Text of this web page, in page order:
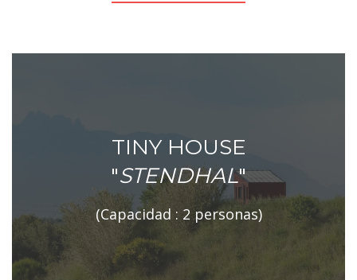
TINY HOUSE
"STENDHAL"
(Capacidad : 2 personas)